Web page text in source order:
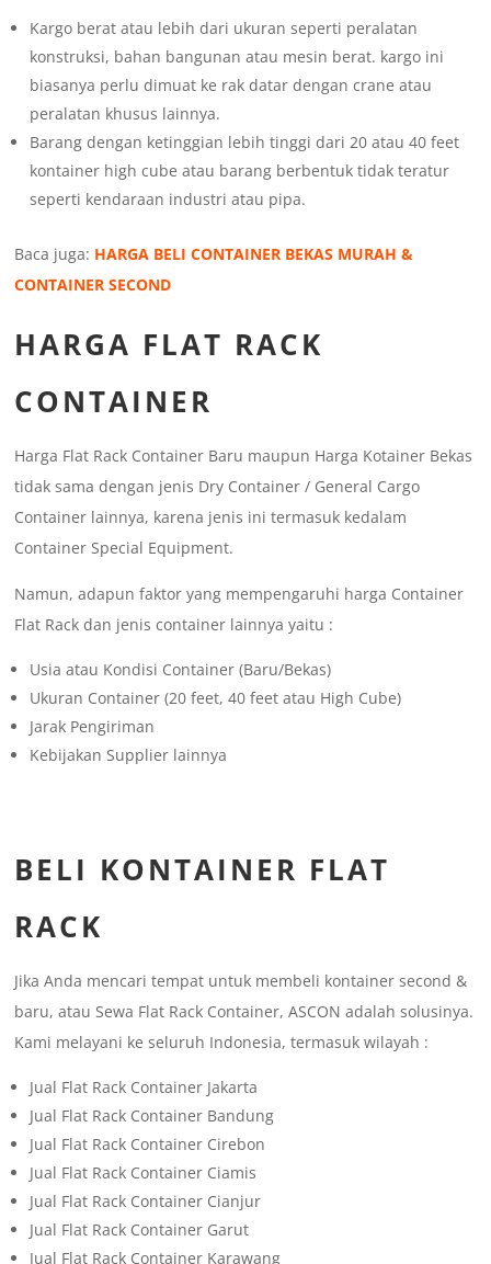
Kargo berat atau lebih dari ukuran seperti peralatan
konstruksi, bahan bangunan atau mesin berat. kargo ini
biasanya perlu dimuat ke rak datar dengan crane atau
peralatan khusus lainnya.
Barang dengan ketinggian lebih tinggi dari 20 atau 40 feet
kontainer high cube atau barang berbentuk tidak teratur
seperti kendaraan industri atau pipa.
Baca juga: HARGA BELI CONTAINER BEKAS MURAH &
CONTAINER SECOND
HARGA FLAT RACK
CONTAINER
Harga Flat Rack Container Baru maupun Harga Kotainer Bekas
tidak sama dengan jenis Dry Container / General Cargo
Container lainnya, karena jenis ini termasuk kedalam
Container Special Equipment.
Namun, adapun faktor yang mempengaruhi harga Container
Flat Rack dan jenis container lainnya yaitu :
Usia atau Kondisi Container (Baru/Bekas)
Ukuran Container (20 feet, 40 feet atau High Cube)
Jarak Pengiriman
Kebijakan Supplier lainnya
BELI KONTAINER FLAT
RACK
Jika Anda mencari tempat untuk membeli kontainer second &
baru, atau Sewa Flat Rack Container, ASCON adalah solusinya.
Kami melayani ke seluruh Indonesia, termasuk wilayah :
Jual Flat Rack Container Jakarta
Jual Flat Rack Container Bandung
Jual Flat Rack Container Cirebon
Jual Flat Rack Container Ciamis
Jual Flat Rack Container Cianjur
Jual Flat Rack Container Garut
Jual Flat Rack Container Karawang